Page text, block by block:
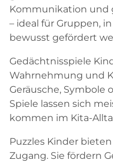
Kommunikation und
– ideal für Gruppen,
bewusst gefördert
Gedächtnisspiele
Wahrnehmung und
Geräusche, Symbole
Spiele lassen sich
kommen im Kita-
Puzzles Kinder
Zugang. Sie fördern